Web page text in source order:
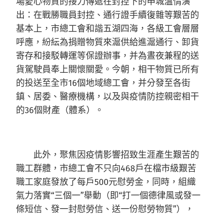
出：在戰勝職員封控、通行證手續復雜等艱苦的
基本上，市總工會和諧五湖四海，各級工會層層
呼應，紛紜為捐贈物質來滬供給進滬通行、卸貨
寄存和接駁轉運等保證辦事，并為晝夜兼程的送
貨駕駛員奉上關懷關愛。今朝，相干物質已所有
的投送至全市16個地域總工會，并分發至各街
鎮、居委、醫療機構，以及與疫情防控親密相干
的36個財產（體系）。
此外，聚焦因疫情影響招致生涯產生艱苦的
職工群體，市總工會不只向468戶在檔市級艱苦
職工家庭發放了每戶500元慰勞金，同時，組織
氣力落實“三個一”舉動（即“打一個德律風或發一
條短信、發一封慰勞信、送一份慰勞物質”），